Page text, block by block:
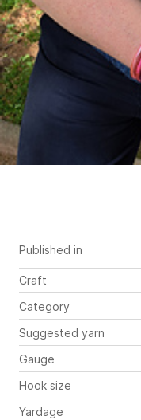
Published in
Craft
Category
Suggested yarn
Gauge
Hook size
Yardage